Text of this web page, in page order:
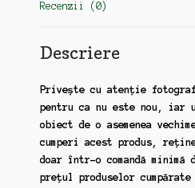
Recenzii (0)
Descriere
Privește cu atenție
pentru ca nu este nou, iar
obiect de o asemenea
cumperi acest produs,
doar într-o comandă
prețul produselor cumpărate